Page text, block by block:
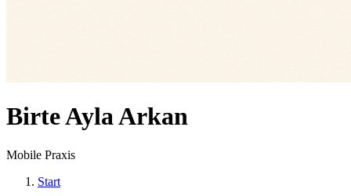
Birte Ayla Arkan
Mobile Praxis
Start